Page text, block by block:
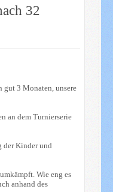
32
gut 3 Monaten, unsere
an dem Turnierserie
der Kinder und
Wie eng es
anhand des